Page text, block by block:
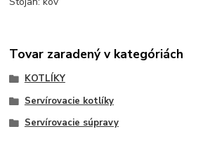
Tovar zaradený v kategóriách
KOTLÍKY
Servírovacie kotlíky
Servírovacie súpravy